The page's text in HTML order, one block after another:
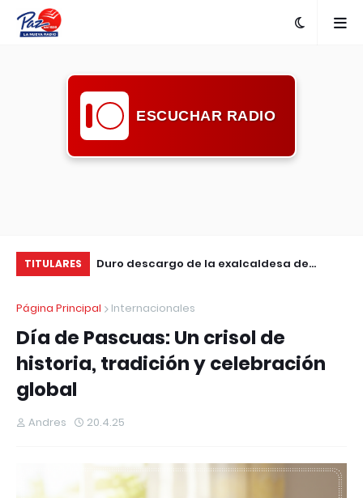
ESCUCHAR RADIO
TITULARES
turístico ante
Duro descargo de la exalcaldesa de
comunidad ante la inseguridad
Página Principal
Internacionales
Día de Pascuas: Un crisol de
historia, tradición y celebración
global
Andres 20.4.25